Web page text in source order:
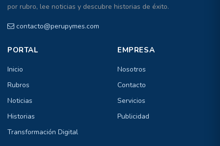
por rubro, lee noticias y descubre historias de éxito.
contacto@perupymes.com
PORTAL
Inicio
Rubros
Noticias
Historias
Transformación Digital
EMPRESA
Nosotros
Contacto
Servicios
Publicidad